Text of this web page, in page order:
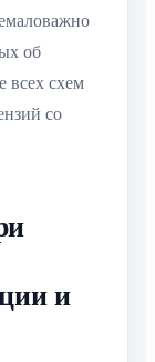
об
всех схем
со
и